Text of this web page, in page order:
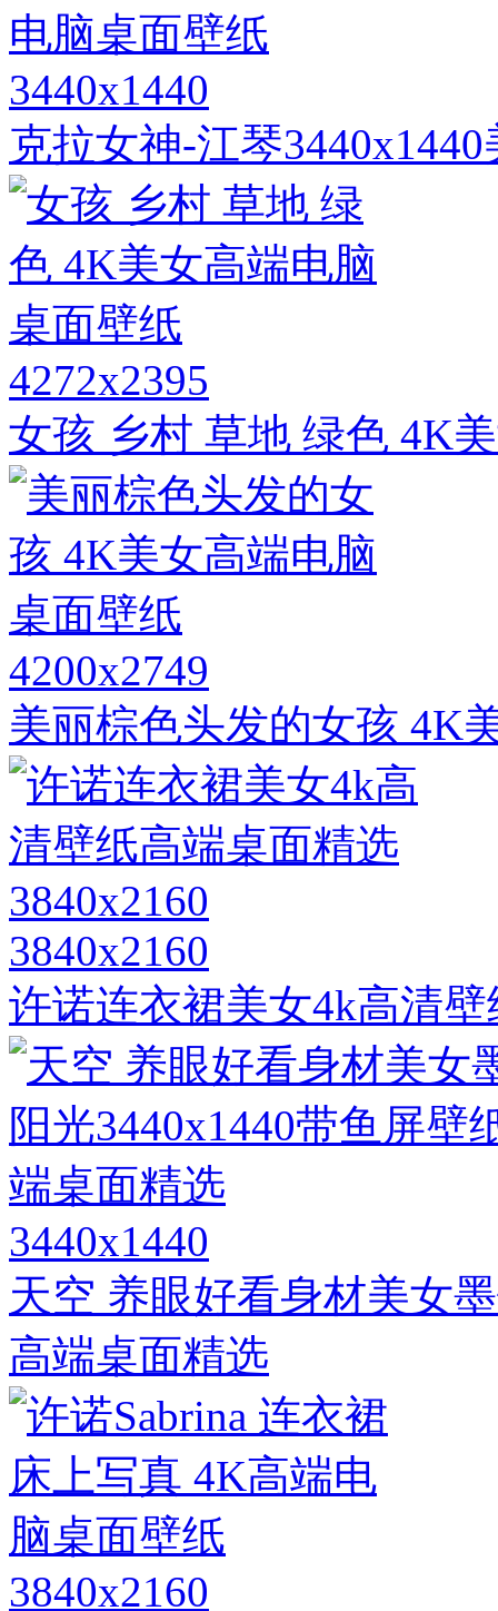
3440x1440
克拉女神-江琴
4272x2395
女孩 乡村 草地 绿色 4K
4200x2749
美丽棕色头发的女孩 4K
3840x2160
许诺连衣裙美女4k高清
3440x1440
天空 养眼好看身材美女
高端桌面精选
3840x2160